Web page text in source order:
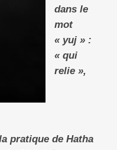
dans le
mot
« yuj » :
« qui
relie »,
pratique de Hatha